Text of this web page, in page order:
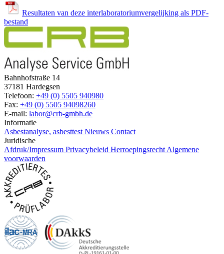
Resultaten van deze interlaboratoriumvergelijking als PDF-
bestand
Bahnhofstraße 14
37181 Hardegsen
Telefoon: +49 (0) 5505 940980
Fax: +49 (0) 5505 94098260
E-mail: labor@crb-gmbh.de
Informatie
Asbestanalyse, asbesttest Nieuws Contact
Juridische
Afdruk/Impressum Privacybeleid Herroepingsrecht Algemene
voorwaarden